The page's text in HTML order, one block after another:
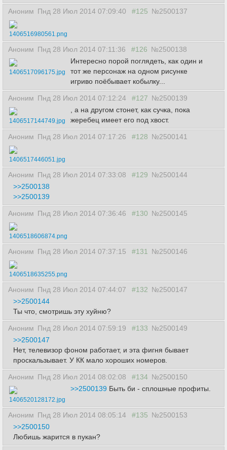
Аноним Пнд 28 Июл 2014 07:09:40 #125 №2500137
1406516980561.png
Аноним Пнд 28 Июл 2014 07:11:36 #126 №2500138
1406517096175.jpg
Интересно порой поглядеть, как один и
тот же персонаж на одном рисунке
игриво поёбывает кобылку...
Аноним Пнд 28 Июл 2014 07:12:24 #127 №2500139
1406517144749.jpg
, а на другом стонет, как сучка, пока
жеребец имеет его под хвост.
Аноним Пнд 28 Июл 2014 07:17:26 #128 №2500141
1406517446051.jpg
Аноним Пнд 28 Июл 2014 07:33:08 #129 №2500144
>>2500138
>>2500139
Аноним Пнд 28 Июл 2014 07:36:46 #130 №2500145
1406518606874.png
Аноним Пнд 28 Июл 2014 07:37:15 #131 №2500146
1406518635255.png
Аноним Пнд 28 Июл 2014 07:44:07 #132 №2500147
>>2500144
Ты что, смотришь эту хуйню?
Аноним Пнд 28 Июл 2014 07:59:19 #133 №2500149
>>2500147
Нет, телевизор фоном работает, и эта фигня бывает
проскальзывает. У КК мало хороших номеров.
Аноним Пнд 28 Июл 2014 08:02:08 #134 №2500150
1406520128172.jpg
>>2500139 Быть би - сплошные профиты.
Аноним Пнд 28 Июл 2014 08:05:14 #135 №2500153
>>2500150
Любишь жарится в пукан?